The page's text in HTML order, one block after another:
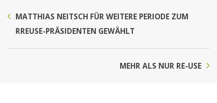
MATTHIAS NEITSCH FÜR WEITERE PERIODE ZUM
RREUSE-PRÄSIDENTEN GEWÄHLT
MEHR ALS NUR RE-USE